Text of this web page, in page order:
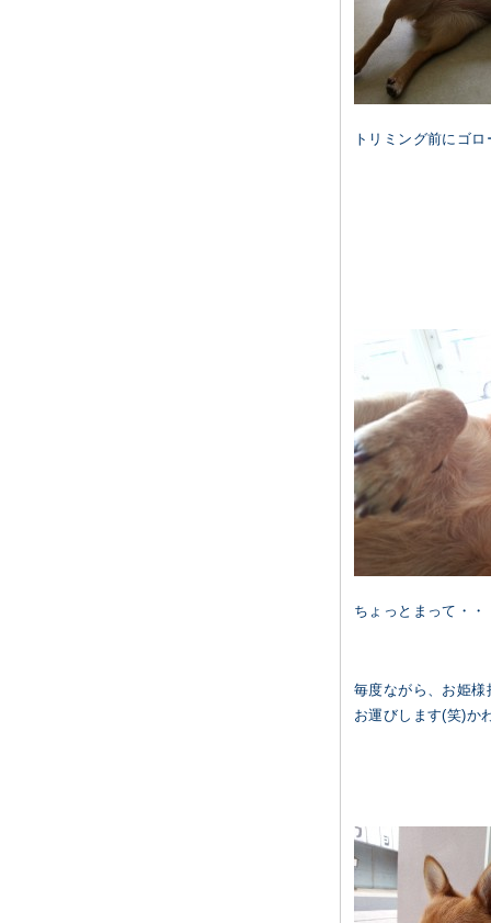
トリミング前にゴ
ちょっとまって・
毎度ながら、お姫
お運びします(笑)か